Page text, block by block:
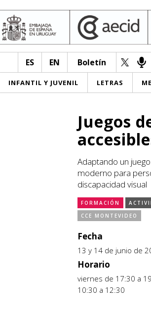
ES EN Boletín
INFANTIL Y JUVENIL LETRAS
Juegos
Adaptando un
moderno para
discapacidad visual
FORMACIÓN
CCE MONTEVIDEO
Fecha
13 y 14 de junio de
Horario
viernes de 17:30 a
10:30 a 12:30